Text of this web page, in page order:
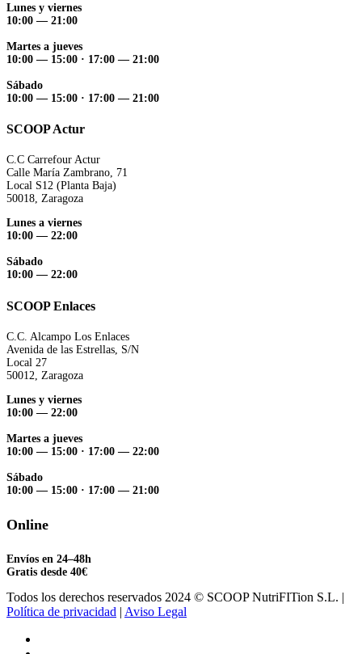
Lunes y viernes
10:00 — 21:00
Martes a jueves
10:00 — 15:00 · 17:00 — 21:00
Sábado
10:00 — 15:00 · 17:00 — 21:00
SCOOP Actur
C.C Carrefour Actur
Calle María Zambrano, 71
Local S12 (Planta Baja)
50018, Zaragoza
Lunes a viernes
10:00 — 22:00
Sábado
10:00 — 22:00
SCOOP Enlaces
C.C. Alcampo Los Enlaces
Avenida de las Estrellas, S/N
Local 27
50012, Zaragoza
Lunes y viernes
10:00 — 22:00
Martes a jueves
10:00 — 15:00 · 17:00 — 22:00
Sábado
10:00 — 15:00 · 17:00 — 21:00
Online
Envíos en 24–48h
Gratis desde 40€
Todos los derechos reservados 2024 © SCOOP NutriFITion S.L. |
Política de privacidad | Aviso Legal